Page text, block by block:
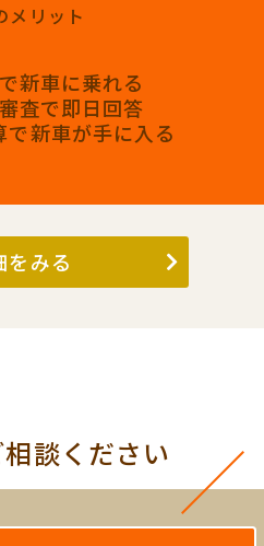
メリット
新車に乗れる
査で即日回答
新車が手に入る
をみる
談ください